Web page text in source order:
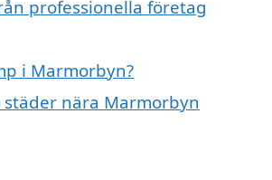
professionella företag
i Marmorbyn?
nära Marmorbyn